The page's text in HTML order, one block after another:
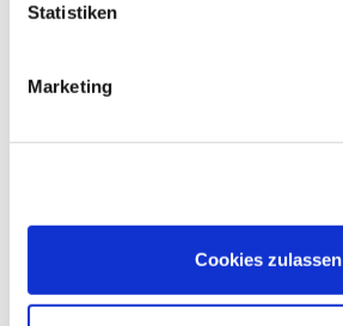
Statistiken
Marketing
Cookies zulassen